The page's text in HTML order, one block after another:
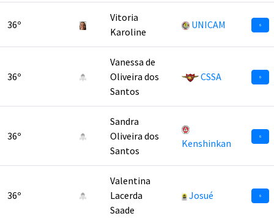
36º
Vitoria
Karoline
UNICAM 6
36º
Vanessa de
Oliveira dos
Santos
CSSA 6
36º
Sandra
Oliveira dos
Santos
Kenshinkan
6
36º
Valentina
Lacerda
Saade
Josué 6